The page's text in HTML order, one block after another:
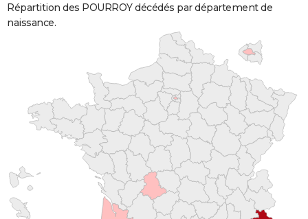
Répartition des POURROY décédés par département de
naissance.